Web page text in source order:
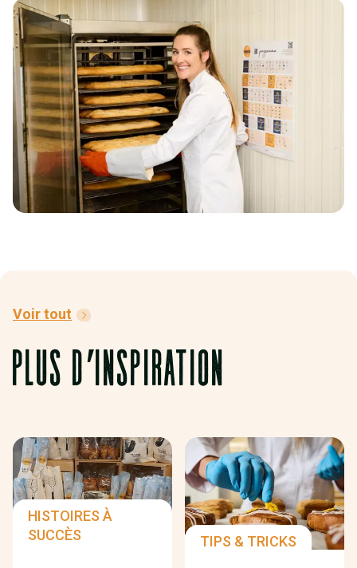
PLUS D′INSPIRATION
Voir tout
HISTOIRES À
SUCCÈS
TIPS & TRICKS